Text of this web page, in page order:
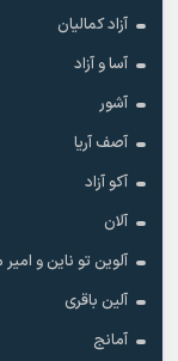
آزاد کمالیان
آسا و آزاد
آشور
آصف آریا
آکو آزاد
آلان
آلوین تو ناین و
آلین باقری
آمانج